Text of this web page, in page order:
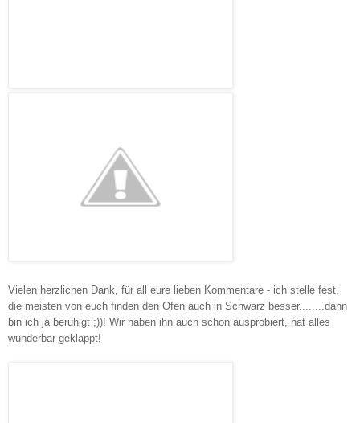
Vielen herzlichen Dank, für all eure lieben Kommentare - ich stelle fest,
die meisten von euch finden den Ofen auch in Schwarz besser........dann
bin ich ja beruhigt ;))! Wir haben ihn auch schon ausprobiert, hat alles
wunderbar geklappt!